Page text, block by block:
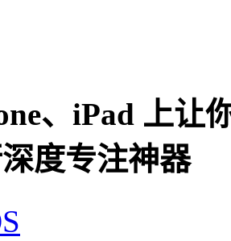
、iPad 上让
度专注神器